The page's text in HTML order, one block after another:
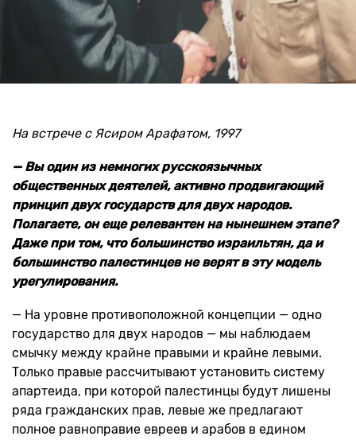
На встрече с Ясиром Арафатом, 1997
— Вы один из немногих русскоязычных
общественных деятелей, активно продвигающий
принцип двух государств для двух народов.
Полагаете, он еще релевантен на нынешнем этапе?
Даже при том, что большинство израильтян, да и
большинство палестинцев не верят в эту модель
урегулирования.
— На уровне противоположной концепции — одно
государство для двух народов — мы наблюдаем
смычку между крайне правыми и крайне левыми.
Только правые рассчитывают установить систему
апартеида, при которой палестинцы будут лишены
ряда гражданских прав, левые же предлагают
полное равноправие евреев и арабов в едином